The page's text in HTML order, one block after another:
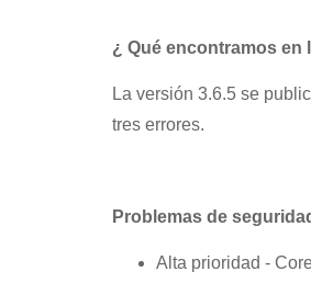
¿ Qué encontramos en
La versión 3.6.5 se
tres errores.
Problemas de
Alta prioridad -